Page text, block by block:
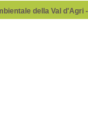
della Val d'Agri